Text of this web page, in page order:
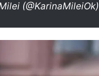
(@KarinaMileiOk)